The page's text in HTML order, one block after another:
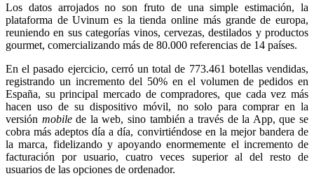
Los datos arrojados no son fruto de una simple estimación, la
plataforma de Uvinum es la tienda online más grande de europa,
reuniendo en sus categorías vinos, cervezas, destilados y productos
gourmet, comercializando más de 80.000 referencias de 14 países.
En el pasado ejercicio, cerró un total de 773.461 botellas vendidas,
registrando un incremento del 50% en el volumen de pedidos en
España, su principal mercado de compradores, que cada vez más
hacen uso de su dispositivo móvil, no solo para comprar en la
versión mobilede la web, sino también a través de la App, que se
cobra más adeptos día a día, convirtiéndose en la mejor bandera de
la marca, fidelizando y apoyando enormemente el incremento de
facturación por usuario, cuatro veces superior al del resto de
usuarios de las opciones de ordenador.